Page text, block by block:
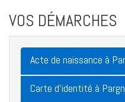
VOS DÉMARCHES
Acte de naissance à
Carte d'identité à